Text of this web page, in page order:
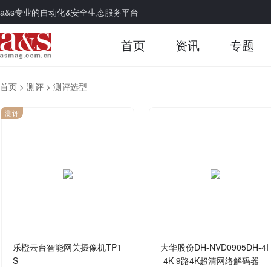
a&s专业的自动化&安全生态服务平台
首页 资讯 专题
首页 > 测评 > 测评选型
测评
乐橙云台智能网关摄像机TP1
S
大华股份DH-NVD0905DH-4I
-4K 9路4K超清网络解码器